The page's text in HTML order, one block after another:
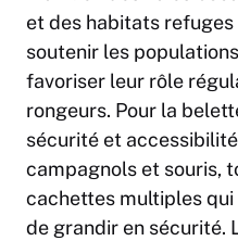
et des habitats
soutenir les
favoriser leur rôle
rongeurs. Pour la
sécurité et
campagnols et souris,
cachettes multiples
de grandir en sécurité.